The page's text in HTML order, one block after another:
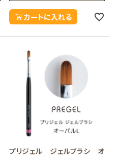
カートに入れる
プリジェル ジェルブラシ オ